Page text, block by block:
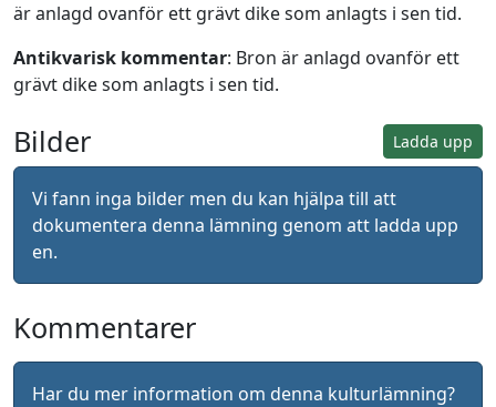
är anlagd ovanför ett grävt dike som anlagts i sen tid.
Antikvarisk kommentar: Bron är anlagd ovanför ett
grävt dike som anlagts i sen tid.
Ladda upp
Bilder
Vi fann inga bilder men du kan hjälpa till att
dokumentera denna lämning genom att ladda upp
en.
Kommentarer
Har du mer information om denna kulturlämning?